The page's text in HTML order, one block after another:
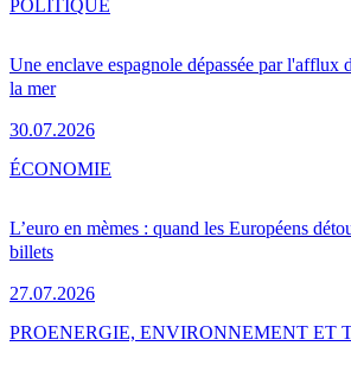
Une enclave espagnole dépassée par l'afflux
la mer
30.07.2026
POLITIQUE
L’euro en mèmes : quand les Européens
billets
27.07.2026
ÉCONOMIE
PROENERGIE, ENVIRONNEMENT ET